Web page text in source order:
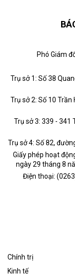
Phó Giám
Trụ sở 1: Số 38
Trụ sở 2: Số 10
Trụ sở 3: 339 - 341
Trụ sở 4: Số 82,
Giấy phép hoạt
ngày 29 tháng 8
Điện thoại:
Chính trị
Kinh tế